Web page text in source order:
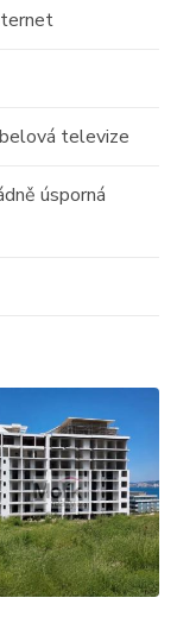
televize
úsporná